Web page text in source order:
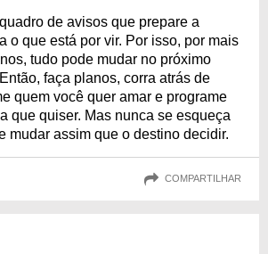
de avisos que prepare a
o que está por vir. Por isso, por mais
tudo pode mudar no próximo
faça planos, corra atrás de
quem você quer amar e programe
que quiser. Mas nunca se esqueça
mudar assim que o destino decidir.
COMPARTILHAR